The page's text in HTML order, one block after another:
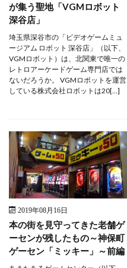
が集う聖地「VGMロボット
深谷店」
埼玉県深谷市の「ビデオゲームミュ
ージアム ロボット 深谷店」（以下、
VGMロボット）は、北関東で唯一の
レトロアーケードゲーム専門店では
ないだろうか。 VGMロボットを運営
している株式会社ロボットは20[…]
2019年08月16日
本の街を見守ってきた老舗ゲ
ーセンが残したもの～神保町
ゲーセン「ミッキー」～前編